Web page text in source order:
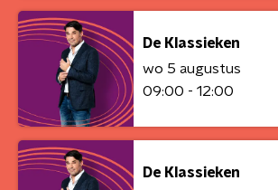
De Klassieken
wo 5 augustus
09:00 - 12:00
De Klassieken